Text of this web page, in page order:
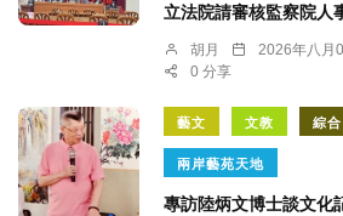
立法院請審核監察院人
胡月 2026年八月
0 分享
藝文 文教 綜合
兩岸藝苑天地
專訪陸炳文博士談文